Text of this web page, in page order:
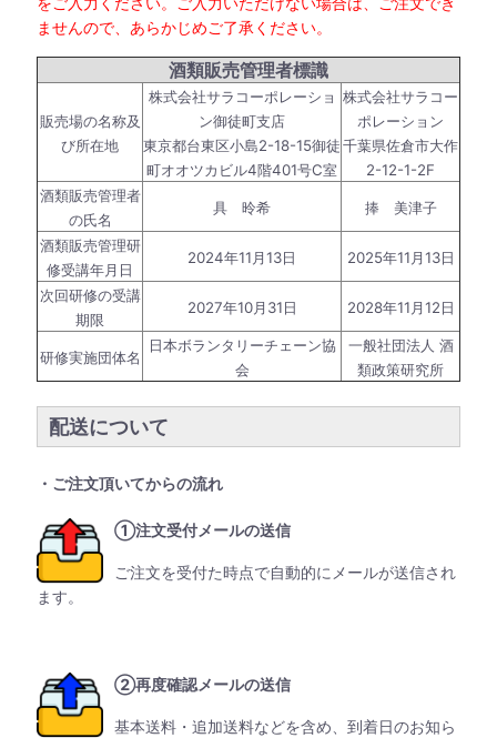
ませんので、あらかじめご了承ください。
酒類販売管理者標識
販売場の名称及
び所在地
株式会社サラコーポレーショ
ン御徒町支店
東京都台東区小島2-18-15御徒
町オオツカビル4階401号C室
株式会社サラコー
ポレーション
千葉県佐倉市大作
2-12-1-2F
酒類販売管理者
の氏名
具 昤希 捧 美津子
酒類販売管理研
修受講年月日
2024年11月13日 2025年11月13日
次回研修の受講
期限
2027年10月31日 2028年11月12日
研修実施団体名
日本ボランタリーチェーン協
会
一般社団法人 酒
類政策研究所
配送について
・ご注文頂いてからの流れ
①注文受付メールの送信
ご注文を受付た時点で自動的にメールが送信され
ます。
②再度確認メールの送信
基本送料・追加送料などを含め、到着日のお知ら